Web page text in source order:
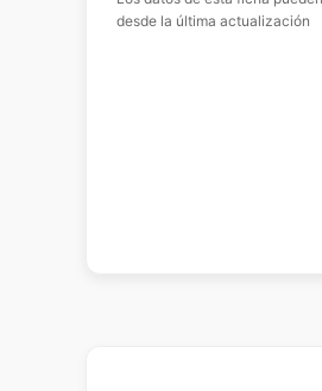
desde la última actualización